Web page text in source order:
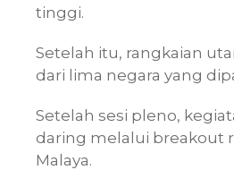
tinggi.
Setelah itu, rangkaian
dari lima negara yang
Setelah sesi pleno,
daring melalui breakout
Malaya.